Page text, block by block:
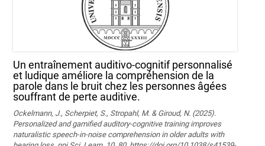
Un entraînement auditivo-cognitif personnalisé
et ludique améliore la compréhension de la
parole dans le bruit chez les personnes âgées
souffrant de perte auditive.
Ockelmann, J., Scherpiet, S., Stropahl, M. & Giroud, N. (2025).
Personalized and gamified auditory-cognitive training improves
naturalistic speech-in-noise comprehension in older adults with